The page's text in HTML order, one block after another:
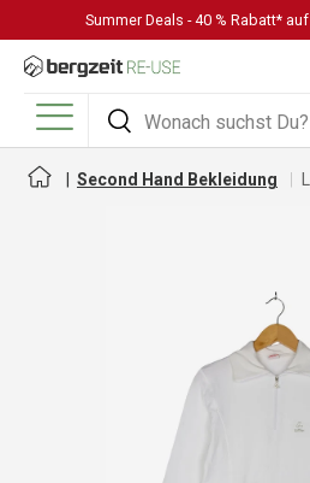
DIREKT ZUM INHALT
Summer Deals - 40 % Rabatt* auf
Suchen
Suchen
Menü
Second Hand Bekleidung